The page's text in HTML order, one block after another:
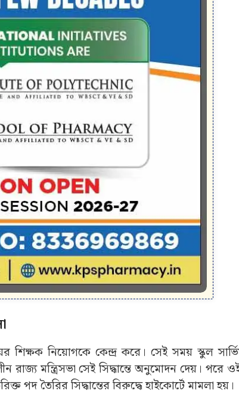
শিক্ষক নিয়োগকে কেন্দ্র করে। সেই সময় স্কুল
মন্ত্রিসভা সেই সিদ্ধান্তে অনুমোদন দেয়। পরে
তৈরির সিদ্ধান্তের বিরুদ্ধে হাইকোর্টে মামলা হয়।